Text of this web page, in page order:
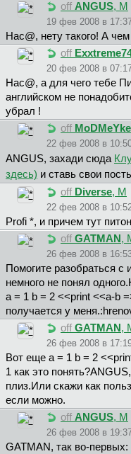
off ANGUS, М
19 фев 2008 в
Hac@, нету такого! А
off
20 фев 2008 в
Hac@, а для чего тебе
английском не
убрал !
off
22 фев 2008 в
ANGUS, захади сюда
здесь) и ставь свои
off Diverse, М
22 фев 2008 в
Profi *, и причем тут
off GATMAN ,
26 фев 2008 в
Помогите разобраться с
немного не понял
a = 1 b = 2 <<print <<a-b
получается у
off GATMAN ,
26 фев 2008 в
Вот еще a = 1 b = 2
1 как это
плиз.Или скажи как
если можно.
off ANGUS, М
26 фев 2008 в
GATMAN, так во-